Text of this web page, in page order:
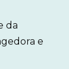
da
e